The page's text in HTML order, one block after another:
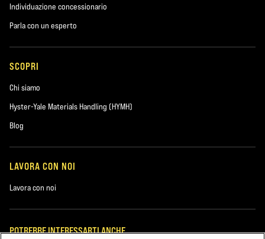
Individuazione concessionario
Parla con un esperto
SCOPRI
Chi siamo
Hyster-Yale Materials Handling (HYMH)
Blog
LAVORA CON NOI
Lavora con noi
POTREBBE INTERESSARTI ANCHE